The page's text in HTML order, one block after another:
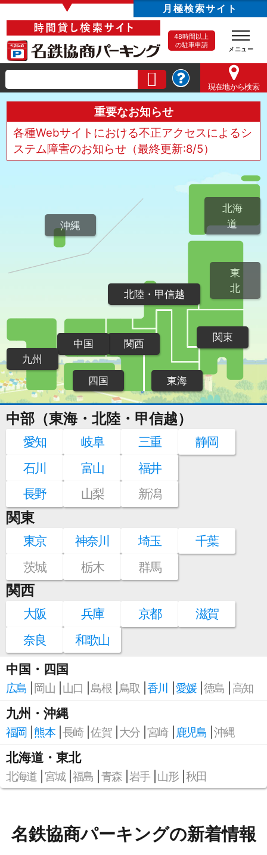
▼ 月極検索サイト
48時間以上
の駐車申請
現在地から検索
重要なお知らせ
各種Webサイトにおける不正アクセスによるシ
ステム障害のお知らせ（最終更新:8/5）
北海
道
東
北
関東
北陸・甲信越
東海
関西
中国
四国
九州
沖縄
中部（東海・北陸・甲信越）
愛知 岐阜 三重
静岡
石川
富山
福井
長野
山梨 新潟
関東
東京 神奈川 埼玉
千葉
茨城
栃木 群馬
関西
大阪 兵庫 京都
滋賀
奈良
和歌山
中国・四国
広島 岡山 山口 島根 鳥取 香川 愛媛 徳島 高知
九州・沖縄
福岡 熊本 長崎 佐賀 大分 宮崎 鹿児島 沖縄
北海道・東北
北海道 宮城 福島 青森 岩手 山形 秋田
名鉄協商パーキングの新着情報